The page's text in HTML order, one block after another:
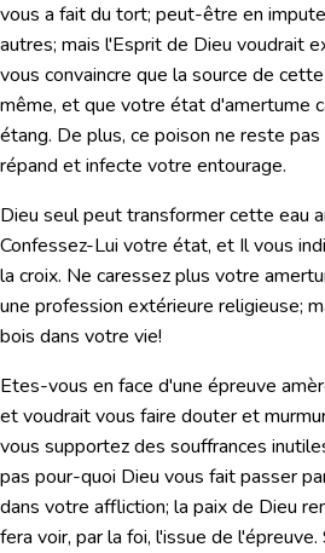
vous a fait du tort; peut-être en
autres; mais l'Esprit de Dieu voudrait
vous convaincre que la source de
même, et que votre état d'amertume
étang. De plus, ce poison ne reste
répand et infecte votre entourage.
Dieu seul peut transformer cette eau
Confessez-Lui votre état, et Il vous
la croix. Ne caressez plus votre
une profession extérieure religieuse;
bois dans votre vie!
Etes-vous en face d'une épreuve
et voudrait vous faire douter et
vous supportez des souffrances
pas pour-quoi Dieu vous fait passer
dans votre affliction; la paix de Dieu
fera voir, par la foi, l'issue de